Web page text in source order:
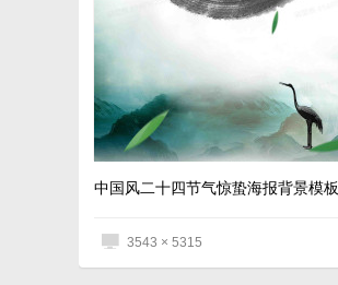
中国风二十四节气惊蛰海报背景模板
3543 × 5315